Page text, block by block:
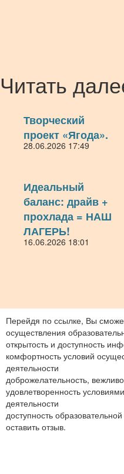
Читать
Творческий
проект «Ягода».
28.06.2026 17:49
Идеальный
баланс: драйв +
прохлада = НАШ
ЛАГЕРЬ!
16.06.2026 18:01
Перейдя по ссылке, Вы
осуществления
открытость и доступность
комфортность условий
деятельности
доброжелательность,
удовлетворенность
деятельности
доступность
оставить отзыв.